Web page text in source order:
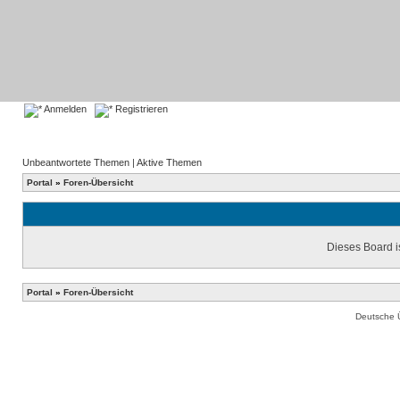
Anmelden Registrieren
Unbeantwortete Themen | Aktive Themen
Portal » Foren-Übersicht
Dieses Board
Portal » Foren-Übersicht
Deutsche